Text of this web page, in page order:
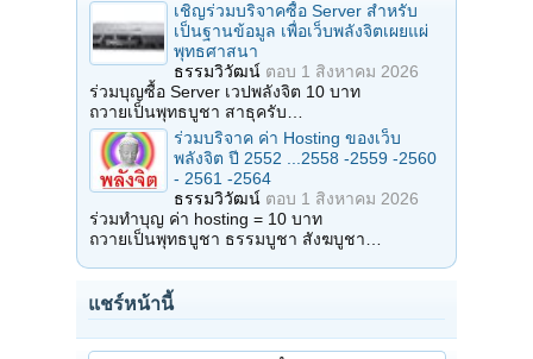
เชิญร่วมบริจาคซื้อ Server สำหรับ
เป็นฐานข้อมูล เพื่อเว็บพลังจิตเผยแผ่
พุทธศาสนา
ธรรมวิวัฒน์ ตอบ 1 สิงหาคม 2026
ร่วมบุญซื้อ Server เวปพลังจิต 10 บาท
ถวายเป็นพุทธบูชา สาธุครับ…
ร่วมบริจาค ค่า Hosting ของเว็บ
พลังจิต ปี 2552 ...2558 -2559 -2560
- 2561 -2564
ธรรมวิวัฒน์ ตอบ 1 สิงหาคม 2026
ร่วมทำบุญ ค่า hosting = 10 บาท
ถวายเป็นพุทธบูชา ธรรมบูชา สังฆบูชา…
แชร์หน้านี้